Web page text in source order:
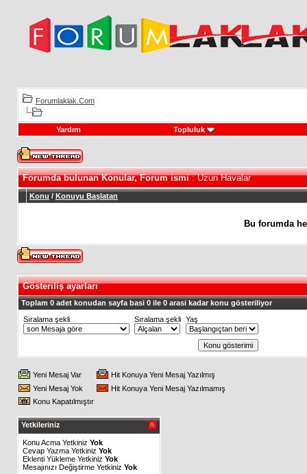
Forumlaklak.Com
Yardım Topluluk
Forumda bulunan Konular, Forum ismi: Uzun Havalar
Konu / Konuyu Başlatan
Bu forumda
Gösteriliş ayarları
Toplam 0 adet konudan sayfa basi 0 ile 0 arasi kadar konu gösteriliyor
Sıralama şekli
Sıralama şekli Yaş
Yeni Mesaj Var
Hit Konuya Yeni Mesaj Yazılmış
Yeni Mesaj Yok
Hit Konuya Yeni Mesaj Yazılmamış
Konu Kapatılmıştır
Yetkileriniz
Konu Acma Yetkiniz Yok
Cevap Yazma Yetkiniz Yok
Eklenti Yükleme Yetkiniz Yok
Mesajınızı Değiştirme Yetkiniz Yok